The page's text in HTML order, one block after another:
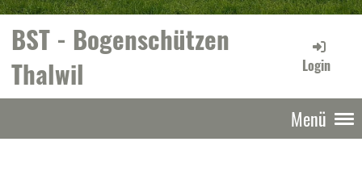
BST - Bogenschützen
Thalwil
Login
Menü